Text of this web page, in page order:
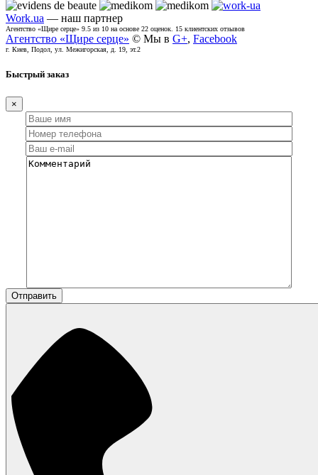
Work.ua — наш партнер
Агентство «Щире серце» 9.5 из 10 на основе 22 оценок. 15 клиентских отзывов
Агентство «Щире серце» © Мы в G+, Facebook
г. Киев, Подол, ул. Межигорская, д. 19, эт.2
Быстрый заказ
×
Отправить